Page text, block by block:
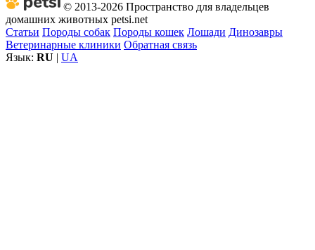
© 2013-2026 Пространство для владельцев
домашних животных petsi.net
Статьи Породы собак Породы кошек Лошади Динозавры
Ветеринарные клиники Обратная связь
Язык: RU | UA